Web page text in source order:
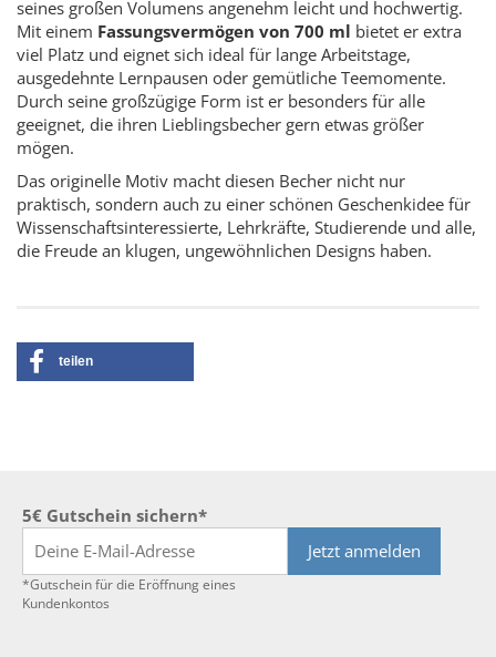
seines großen Volumens angenehm leicht und hochwertig.
Mit einem Fassungsvermögen von 700 ml bietet er extra
viel Platz und eignet sich ideal für lange Arbeitstage,
ausgedehnte Lernpausen oder gemütliche Teemomente.
Durch seine großzügige Form ist er besonders für alle
geeignet, die ihren Lieblingsbecher gern etwas größer
mögen.
Das originelle Motiv macht diesen Becher nicht nur
praktisch, sondern auch zu einer schönen Geschenkidee für
Wissenschaftsinteressierte, Lehrkräfte, Studierende und alle,
die Freude an klugen, ungewöhnlichen Designs haben.
teilen
5€ Gutschein sichern*
Jetzt anmelden
*Gutschein für die Eröffnung eines
Kundenkontos